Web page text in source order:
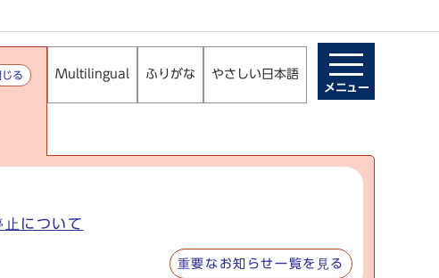
じる
について
重要なお知らせ一覧を見る
Multilingual ふりがな やさしい日本語
メニュー